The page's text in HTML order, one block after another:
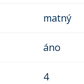
matný
áno
4